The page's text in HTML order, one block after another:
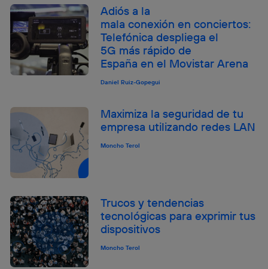
Adiós a la
mala conexión en conciertos:
Telefónica despliega el
5G más rápido de
España en el Movistar Arena
Daniel Ruiz-Gopegui
Maximiza la seguridad de tu
empresa utilizando redes LAN
Moncho Terol
Trucos y tendencias
tecnológicas para exprimir tus
dispositivos
Moncho Terol